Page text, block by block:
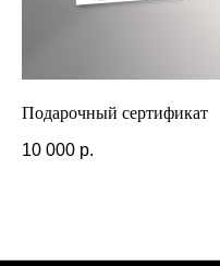
Подарочный сертификат
10 000 р.